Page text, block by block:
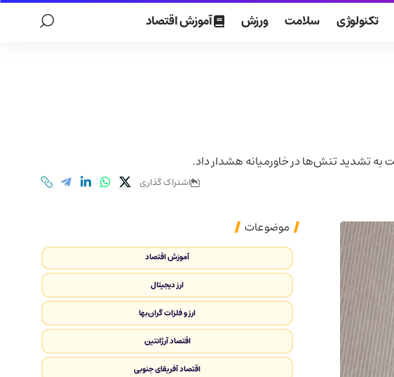
تکنولوژی سلامت ورزش آموزش اقتصاد
اشتراک گذاری
موضوعات
آموزش اقتصاد
ارز دیجیتال
ارز و فلزات گران‌بها
اقتصاد آرژانتین
اقتصاد آفریقای جنوبی